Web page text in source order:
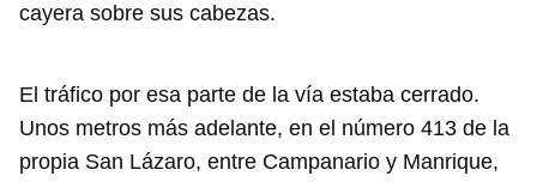
cayera sobre sus cabezas.
El tráfico por esa parte de la vía estaba cerrado.
Unos metros más adelante, en el número 413 de la
propia San Lázaro, entre Campanario y Manrique,